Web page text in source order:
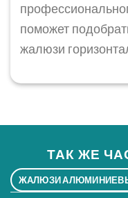
поможет
жалюзи
ТАК ЖЕ
ЖАЛЮЗИ